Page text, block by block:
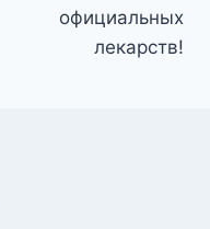
официальных
лекарств!